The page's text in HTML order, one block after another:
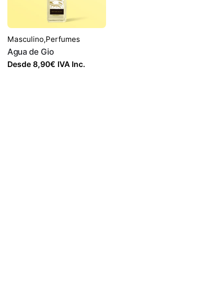
Masculino,Perfumes
Agua de Gio
Desde 8,90€ IVA Inc.